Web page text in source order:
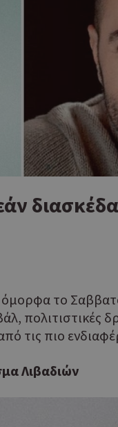
το
πολιτιστικές
τις πιο
Λιβαδιών